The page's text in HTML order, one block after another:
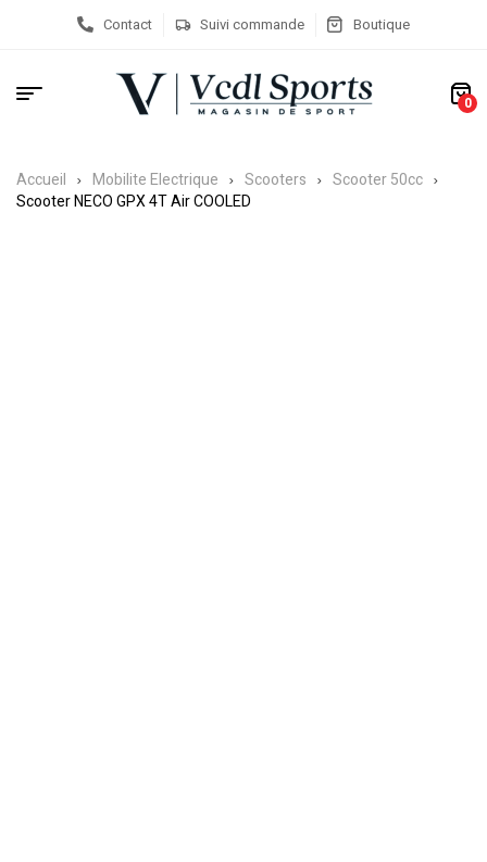
Contact Suivi commande Boutique
0
Accueil Mobilite Electrique Scooters
Scooter 50cc
Scooter NECO GPX 4T Air COOLED